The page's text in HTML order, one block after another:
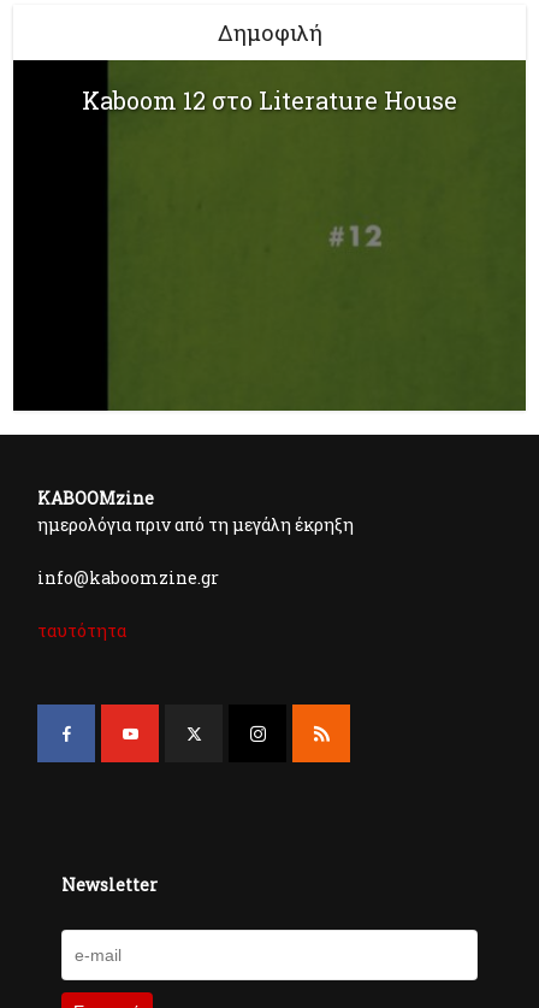
Δημοφιλή
Kaboom 12 στο Literature House
KABOOMzine
ημερολόγια πριν από τη μεγάλη έκρηξη
info@kaboomzine.gr
ταυτότητα
Newsletter